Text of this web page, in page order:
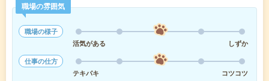
職場の雰囲気
職場の様子
活気がある
しずか
仕事の仕方
テキパキ
コツコツ